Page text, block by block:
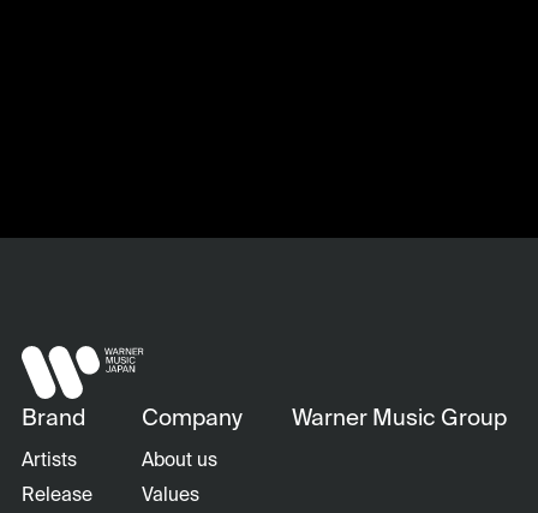
Brand
Artists
Release
Company
About us
Values
Warner Music Group